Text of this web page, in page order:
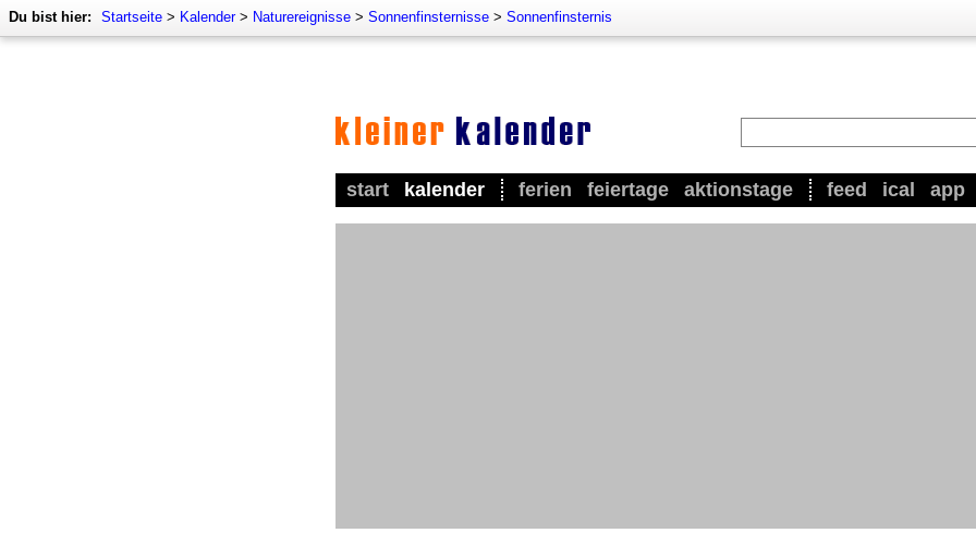
Du bist hier: Startseite > Kalender> Naturereignisse > Sonnenfinsternisse > Sonnenfinsternis
start kalender ferien feiertage aktionstage feed ical app